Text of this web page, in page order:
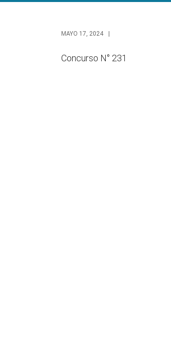
MAYO 17, 2024
Concurso N° 231